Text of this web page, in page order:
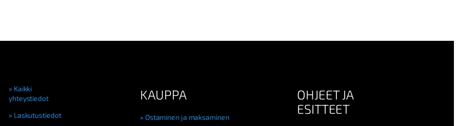
x
ä
Kaikki
yhteystiedot
Laskutustiedot
KAUPPA
Ostaminen ja maksaminen
OHJEET JA
ESITTEET